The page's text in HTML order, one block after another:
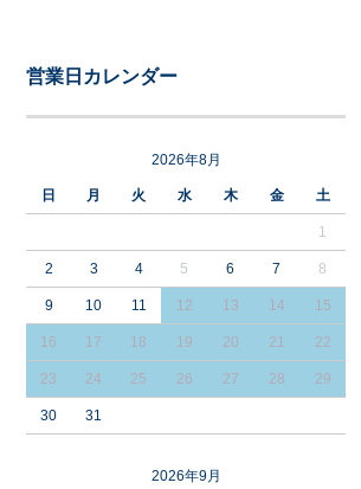
営業日カレンダー
2026年8月
日 月 火 水 木 金 土
1
2 3 4 5 6 7 8
9 10 11 12 13 14 15
16 17 18 19 20 21 22
23 24 25 26 27 28 29
30 31
2026年9月